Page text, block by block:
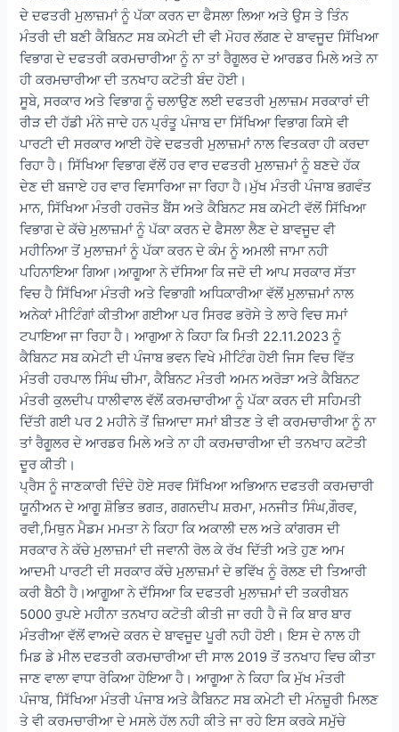
ਦੇ ਦਫਤਰੀ ਮੁਲਾਜ਼ਮਾਂ ਨੂੰ ਪੱਕਾ ਕਰਨ ਦਾ ਫੈਸਲਾ ਲਿਆ ਅਤੇ ਉਸ ਤੇ ਤਿੰਨ
ਮੰਤਰੀ ਦੀ ਬਣੀ ਕੈਬਿਨਟ ਸਬ ਕਮੇਟੀ ਦੀ ਵੀ ਮੋਹਰ ਲੱਗਣ ਦੇ ਬਾਵਜੂਦ ਸਿੱਖਿਆ
ਵਿਭਾਗ ਦੇ ਦਫਤਰੀ ਕਰਮਚਾਰੀਆ ਨੂੰ ਨਾ ਤਾਂ ਰੈਗੂਲਰ ਦੇ ਆਰਡਰ ਮਿਲੇ ਅਤੇ ਨਾ
ਹੀ ਕਰਮਚਾਰੀਆ ਦੀ ਤਨਖਾਹ ਕਟੋਤੀ ਬੰਦ ਹੋਈ।
ਸੂਬੇ, ਸਰਕਾਰ ਅਤੇ ਵਿਭਾਗ ਨੂੰ ਚਲਾਉਣ ਲਈ ਦਫਤਰੀ ਮੁਲਾਜ਼ਮ ਸਰਕਾਰਾਂ ਦੀ
ਰੀੜ ਦੀ ਹੱਡੀ ਮੰਨੇ ਜਾਦੇ ਹਨ ਪ੍ਰੰਤੂ ਪੰਜਾਬ ਦਾ ਸਿੱਖਿਆ ਵਿਭਾਗ ਕਿਸੇ ਵੀ
ਪਾਰਟੀ ਦੀ ਸਰਕਾਰ ਆਈ ਹੋਵੇ ਦਫਤਰੀ ਮੁਲਾਜ਼ਮਾਂ ਨਾਲ ਵਿਤਕਰਾ ਹੀ ਕਰਦਾ
ਰਿਹਾ ਹੈ। ਸਿੱਖਿਆ ਵਿਭਾਗ ਵੱਲੋਂ ਹਰ ਵਾਰ ਦਫਤਰੀ ਮੁਲਾਜ਼ਮਾਂ ਨੂੰ ਬਣਦੇ ਹੱਕ
ਦੇਣ ਦੀ ਬਜਾਏ ਹਰ ਵਾਰ ਵਿਸਾਰਿਆ ਜਾ ਰਿਹਾ ਹੈ।ਮੁੱਖ ਮੰਤਰੀ ਪੰਜਾਬ ਭਗਵੰਤ
ਮਾਨ, ਸਿੱਖਿਆ ਮੰਤਰੀ ਹਰਜੋਤ ਬੈਂਸ ਅਤੇ ਕੈਬਿਨਟ ਸਬ ਕਮੇਟੀ ਵੱਲੋਂ ਸਿੱਖਿਆ
ਵਿਭਾਗ ਦੇ ਕੱਚੇ ਮੁਲਾਜ਼ਮਾਂ ਨੂੰ ਪੱਕਾ ਕਰਨ ਦੇ ਫੈਸਲਾ ਲੈਣ ਦੇ ਬਾਵਜੂਦ ਵੀ
ਮਹੀਨਿਆ ਤੋਂ ਮੁਲਾਜ਼ਮਾਂ ਨੂੰ ਪੱਕਾ ਕਰਨ ਦੇ ਕੰਮ ਨੂੰ ਅਮਲੀ ਜਾਮਾ ਨਹੀ
ਪਹਿਨਾਇਆ ਗਿਆ।ਆਗੂਆ ਨੇ ਦੱਸਿਆ ਕਿ ਜਦੋ ਦੀ ਆਪ ਸਰਕਾਰ ਸੱਤਾ
ਵਿਚ ਹੈ ਸਿੱਖਿਆ ਮੰਤਰੀ ਅਤੇ ਵਿਭਾਗੀ ਅਧਿਕਾਰੀਆ ਵੱਲੋਂ ਮੁਲਾਜ਼ਮਾਂ ਨਾਲ
ਅਨੇਕਾਂ ਮੀਟਿੰਗਾਂ ਕੀਤੀਆ ਗਈਆ ਪਰ ਸਿਰਫ ਭਰੋਸੇ ਤੇ ਲਾਰੇ ਵਿਚ ਸਮਾਂ
ਟਪਾਇਆ ਜਾ ਰਿਹਾ ਹੈ। ਆਗੁਆ ਨੇ ਕਿਹਾ ਕਿ ਮਿਤੀ 22.11.2023 ਨੂੰ
ਕੈਬਿਨਟ ਸਬ ਕਮੇਟੀ ਦੀ ਪੰਜਾਬ ਭਵਨ ਵਿਖੇ ਮੀਟਿੰਗ ਹੋਈ ਜਿਸ ਵਿਚ ਵਿੱਤ
ਮੰਤਰੀ ਹਰਪਾਲ ਸਿੰਘ ਚੀਮਾ, ਕੈਬਿਨਟ ਮੰਤਰੀ ਅਮਨ ਅਰੋੜਾ ਅਤੇ ਕੈਬਿਨਟ
ਮੰਤਰੀ ਕੁਲਦੀਪ ਧਾਲੀਵਾਲ ਵੱਲੋਂ ਕਰਮਚਾਰੀਆ ਨੂੰ ਪੱਕਾ ਕਰਨ ਦੀ ਸਹਿਮਤੀ
ਦਿੱਤੀ ਗਈ ਪਰ 2 ਮਹੀਨੇ ਤੋਂ ਜ਼ਿਆਦਾ ਸਮਾਂ ਬੀਤਣ ਤੇ ਵੀ ਕਰਮਚਾਰੀਆ ਨੂੰ ਨਾ
ਤਾਂ ਰੈਗੂਲਰ ਦੇ ਆਰਡਰ ਮਿਲੇ ਅਤੇ ਨਾ ਹੀ ਕਰਮਚਾਰੀਆ ਦੀ ਤਨਖਾਹ ਕਟੋਤੀ
ਦੂਰ ਕੀਤੀ।
ਪ੍ਰੈਸ ਨੂੰ ਜਾਣਕਾਰੀ ਦਿੰਦੇ ਹੋਏ ਸਰਵ ਸਿੱਖਿਆ ਅਭਿਆਨ ਦਫਤਰੀ ਕਰਮਚਾਰੀ
ਯੂਨੀਅਨ ਦੇ ਆਗੂ ਸ਼ੋਭਿਤ ਭਗਤ, ਗਗਨਦੀਪ ਸ਼ਰਮਾ, ਮਨਜੀਤ ਸਿੰਘ,ਗੌਰਵ,
ਰਵੀ,ਮਿਥੁਨ ਮੈਡਮ ਮਮਤਾ ਨੇ ਕਿਹਾ ਕਿ ਅਕਾਲੀ ਦਲ ਅਤੇ ਕਾਂਗਰਸ ਦੀ
ਸਰਕਾਰ ਨੇ ਕੱਚੇ ਮੁਲਾਜ਼ਮਾਂ ਦੀ ਜਵਾਨੀ ਰੋਲ ਕੇ ਰੱਖ ਦਿੱਤੀ ਅਤੇ ਹੁਣ ਆਮ
ਆਦਮੀ ਪਾਰਟੀ ਦੀ ਸਰਕਾਰ ਕੱਚੇ ਮੁਲਾਜ਼ਮਾਂ ਦੇ ਭਵਿੱਖ ਨੂੰ ਰੋਲਣ ਦੀ ਤਿਆਰੀ
ਕਰੀ ਬੈਠੀ ਹੈ।ਆਗੂਆ ਨੇ ਦੱਸਿਆ ਕਿ ਦਫਤਰੀ ਮੁਲਾਜ਼ਮਾਂ ਦੀ ਤਕਰੀਬਨ
5000 ਰੁਪਏ ਮਹੀਨਾ ਤਨਖਾਹ ਕਟੋਤੀ ਕੀਤੀ ਜਾ ਰਹੀ ਹੈ ਜੋ ਕਿ ਬਾਰ ਬਾਰ
ਮੰਤਰੀਆ ਵੱਲੋਂ ਵਾਅਦੇ ਕਰਨ ਦੇ ਬਾਵਜੂਦ ਪੂਰੀ ਨਹੀ ਹੋਈ। ਇਸ ਦੇ ਨਾਲ ਹੀ
ਮਿਡ ਡੇ ਮੀਲ ਦਫਤਰੀ ਕਰਮਚਾਰੀਆ ਦੀ ਸਾਲ 2019 ਤੋਂ ਤਨਖਾਹ ਵਿਚ ਕੀਤਾ
ਜਾਣ ਵਾਲਾ ਵਾਧਾ ਰੋਕਿਆ ਹੋਇਆ ਹੈ। ਆਗੂਆ ਨੇ ਕਿਹਾ ਕਿ ਮੁੱਖ ਮੰਤਰੀ
ਪੰਜਾਬ, ਸਿੱਖਿਆ ਮੰਤਰੀ ਪੰਜਾਬ ਅਤੇ ਕੈਬਿਨਟ ਸਬ ਕਮੇਟੀ ਦੀ ਮੰਨਜ਼ੂਰੀ ਮਿਲਣ
ਤੇ ਵੀ ਕਰਮਚਾਰੀਆ ਦੇ ਮਸਲੇ ਹੱਲ ਨਹੀ ਕੀਤੇ ਜਾ ਰਹੇ ਇਸ ਕਰਕੇ ਸਮੁੱਚੇ